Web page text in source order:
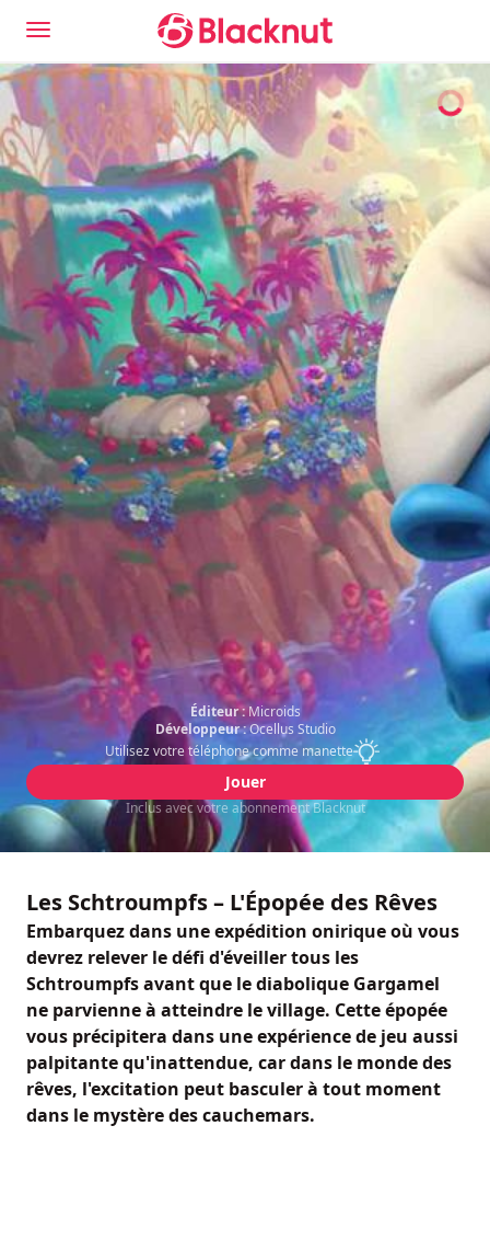
Éditeur : Microids
Développeur :Ocellus Studio
Utilisez votre téléphone comme manette
Jouer
Inclus avec votre abonnement Blacknut
Les Schtroumpfs – L'Épopée des Rêves
Embarquez dans une expédition onirique où vous
devrez relever le défi d'éveiller tous les
Schtroumpfs avant que le diabolique Gargamel
ne parvienne à atteindre le village. Cette épopée
vous précipitera dans une expérience de jeu aussi
palpitante qu'inattendue, car dans le monde des
rêves, l'excitation peut basculer à tout moment
dans le mystère des cauchemars.